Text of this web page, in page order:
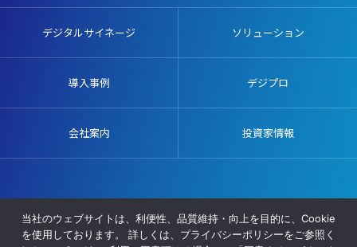
デジタルサイネージ ソリューション
導入事例 デジプロ
会社案内 投資家情報
サイトマップ
当社のウェブサイトは、利便性、品質維持・向上を目的に、Cookie
を使用しております。 詳しくは、プライバシーポリシーをご参照く